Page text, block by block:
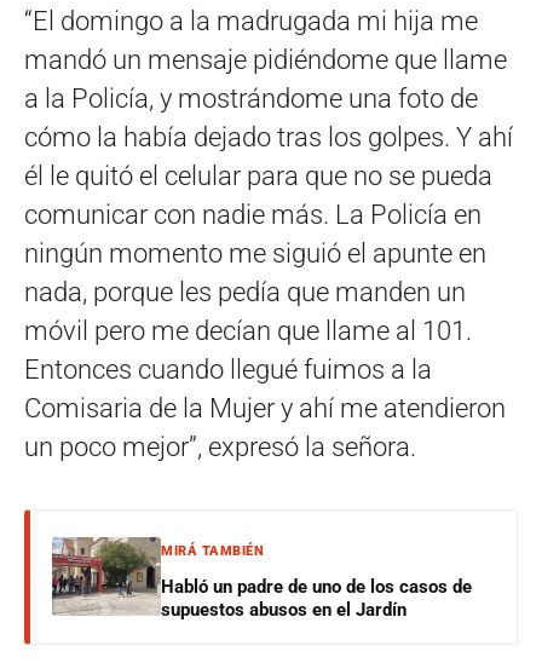
“El domingo a la madrugada mi hija me
mandó un mensaje pidiéndome que llame
a la Policía, y mostrándome una foto de
cómo la había dejado tras los golpes. Y ahí
él le quitó el celular para que no se pueda
comunicar con nadie más. La Policía en
ningún momento me siguió el apunte en
nada, porque les pedía que manden un
móvil pero me decían que llame al 101.
Entonces cuando llegué fuimos a la
Comisaria de la Mujer y ahí me atendieron
un poco mejor”, expresó la señora.
MIRÁ TAMBIÉN
Habló un padre de uno de los casos de
supuestos abusos en el Jardín